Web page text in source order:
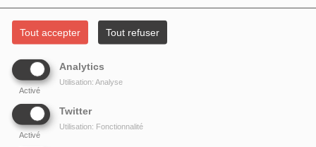
Tout accepter Tout refuser
Analytics
Activé
Utilisation: Analyse
Twitter
Activé
Utilisation: Fonctionnalité